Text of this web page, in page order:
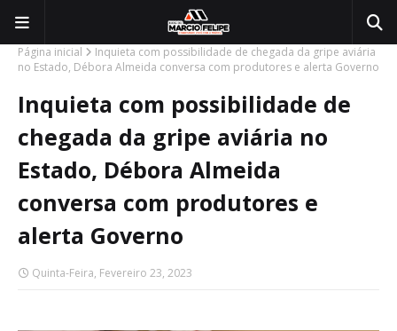
Página inicial
Inquieta com possibilidade de chegada da gripe aviária
no Estado, Débora Almeida conversa com produtores e alerta Governo
Inquieta com possibilidade de
chegada da gripe aviária no
Estado, Débora Almeida
conversa com produtores e
alerta Governo
Quinta-Feira, Fevereiro 23, 2023